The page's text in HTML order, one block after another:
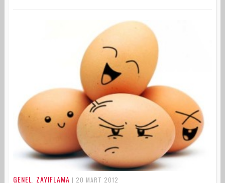
GENEL ZAYIFLAMA | 20 MART 2012